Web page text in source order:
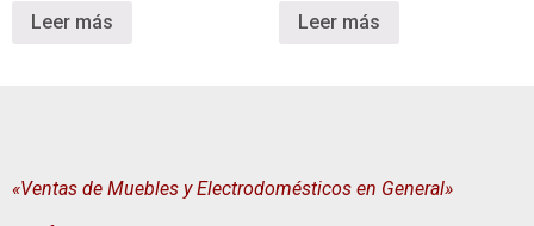
Leer más Leer más
«Ventas de Muebles y Electrodomésticos en General»